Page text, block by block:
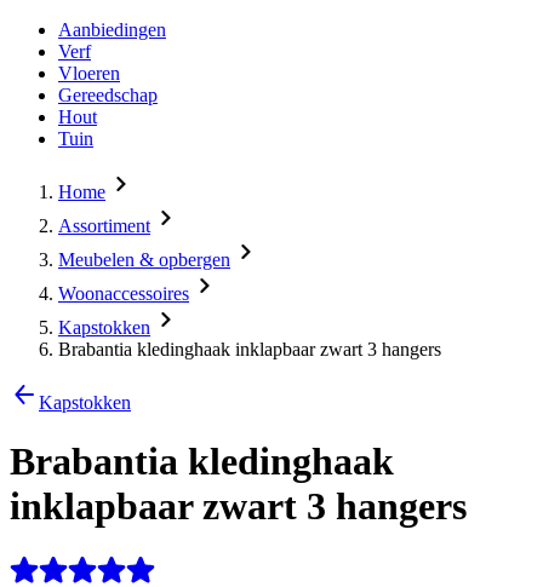
Aanbiedingen
Verf
Vloeren
Gereedschap
Hout
Tuin
Home
Assortiment
Meubelen & opbergen
Woonaccessoires
Kapstokken
Brabantia kledinghaak inklapbaar zwart 3 hangers
Kapstokken
Brabantia kledinghaak
inklapbaar zwart 3 hangers